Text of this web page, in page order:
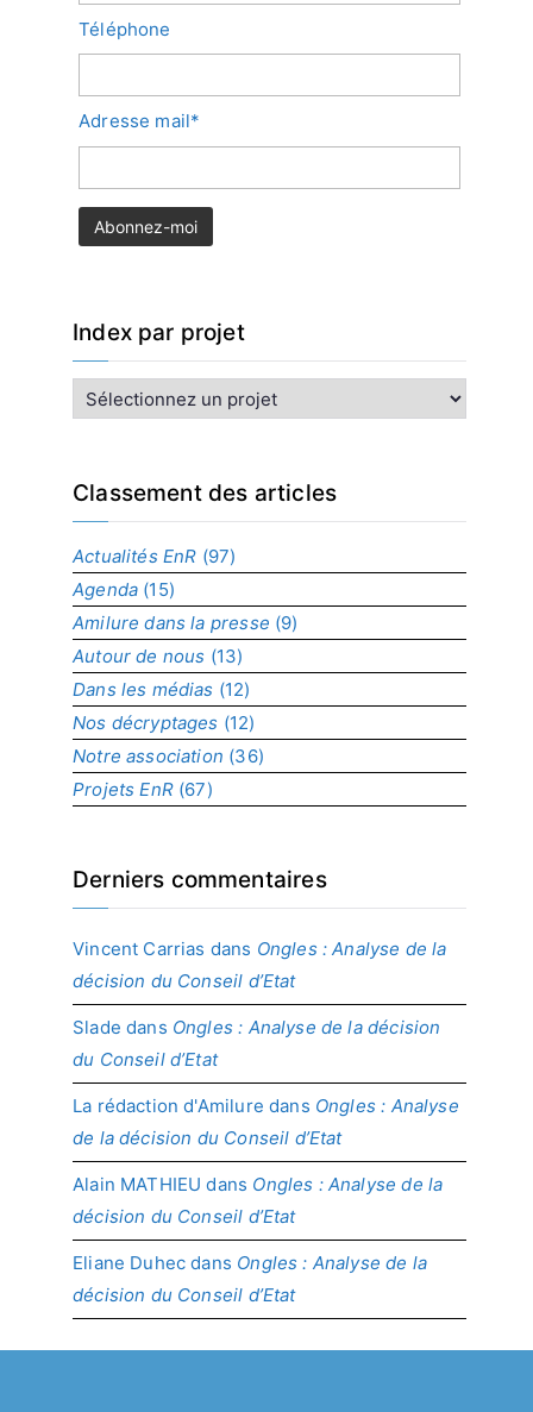
Téléphone
Adresse mail*
Index par projet
n
x
r
p
r
o
j
e
t
Classement des articles
Actualités EnR (97)
Agenda (15)
Amilure dans la presse (9)
Autour de nous (13)
Dans les médias (12)
Nos décryptages (12)
Notre association (36)
Projets EnR(67)
Derniers commentaires
Vincent Carrias dans Ongles : Analyse de la
décision du Conseil d’Etat
Slade dans Ongles : Analyse de la décision
du Conseil d’Etat
La rédaction d'Amilure dans Ongles : Analyse
de la décision du Conseil d’Etat
Alain MATHIEU dans Ongles : Analyse de la
décision du Conseil d’Etat
Eliane Duhec dans Ongles : Analyse de la
décision du Conseil d’Etat